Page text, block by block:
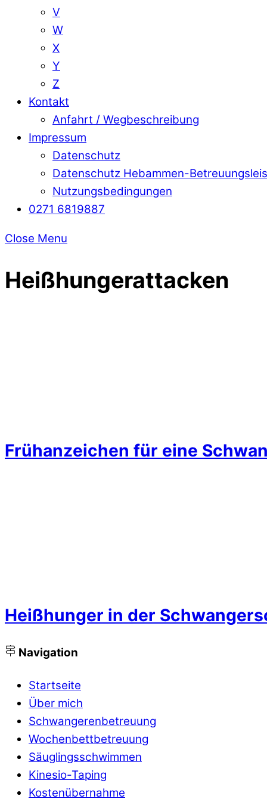
V
W
X
Y
Z
Kontakt
Anfahrt / Wegbeschreibung
Impressum
Datenschutz
Datenschutz Hebammen-
Nutzungsbedingungen
0271 6819887
Close Menu
Heißhungerattacken
Frühanzeichen für eine
Heißhunger in der
Navigation
Startseite
Über mich
Schwangerenbetreuung
Wochenbettbetreuung
Säuglingsschwimmen
Kinesio-Taping
Kostenübernahme